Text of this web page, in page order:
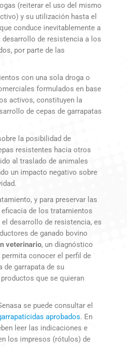
(reiterar el uso del mismo
y su utilización hasta el
conduce inevitablemente a
desarrollo de resistencia a los
por parte de las
con una sola droga o
formulados en base
activos, constituyen la
de cepas de garrapatas
la posibilidad de
resistentes hacia otros
al traslado de animales
un impacto negativo sobre
y para preservar las
de los tratamientos
desarrollo de resistencia, es
de ganado bovino
veterinario, un diagnóstico
conocer el perfil de
de garrapata de su
que se quieran
se puede consultar el
aprobados. En
leer las indicaciones e
los impresos (rótulos) de